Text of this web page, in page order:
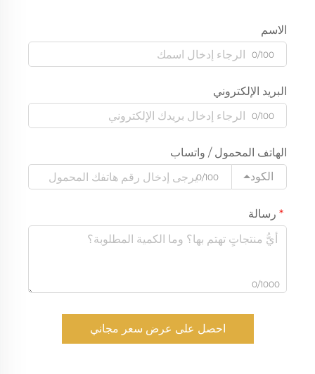
الاسم
0/100
البريد الإلكتروني
0/100
الهاتف المحمول / واتساب
الكود
0/100
رسالة
0/1000
احصل على عرض سعر مجاني